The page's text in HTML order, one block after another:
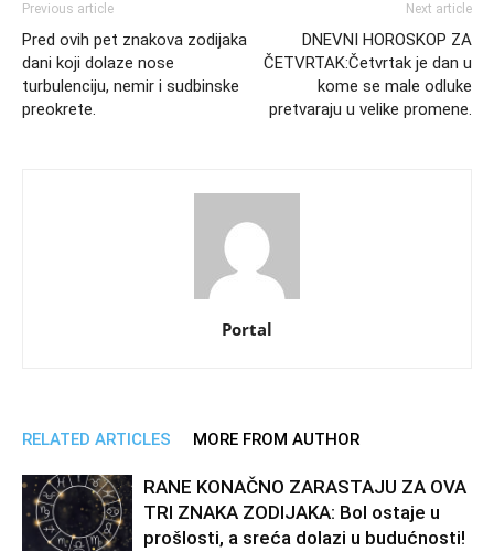
Previous article
Pred ovih pet znakova zodijaka
dani koji dolaze nose
turbulenciju, nemir i sudbinske
preokrete.
Next article
DNEVNI HOROSKOP ZA
ČETVRTAK:Četvrtak je dan u
kome se male odluke
pretvaraju u velike promene.
Portal
RELATED ARTICLES MORE FROM AUTHOR
RANE KONAČNO ZARASTAJU ZA OVA
TRI ZNAKA ZODIJAKA: Bol ostaje u
prošlosti, a sreća dolazi u budućnosti!